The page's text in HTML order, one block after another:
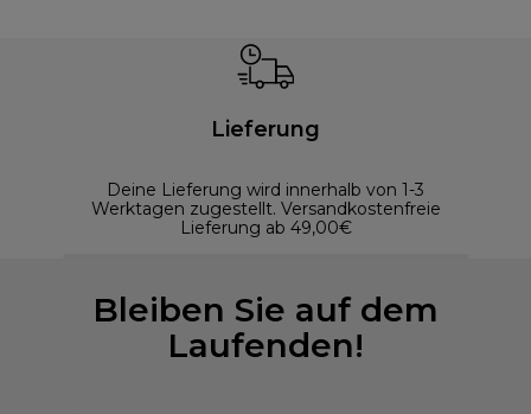
Lieferung
Deine Lieferung wird innerhalb von 1-3
Werktagen zugestellt. Versandkostenfreie
Lieferung ab 49,00€
Bleiben Sie auf dem
Laufenden!